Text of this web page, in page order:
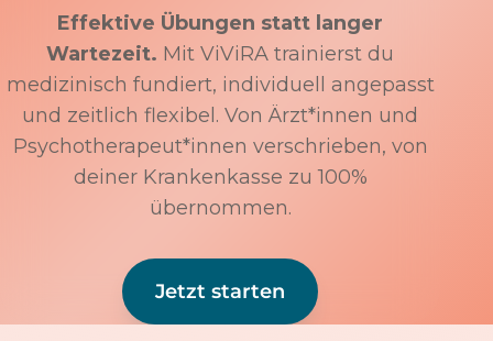
Effektive Übungen statt langer
Wartezeit. Mit ViViRA trainierst du
medizinisch fundiert, individuell angepasst
und zeitlich flexibel. Von Ärzt*innen und
Psychotherapeut*innen verschrieben, von
deiner Krankenkasse zu 100%
übernommen.
Jetzt starten